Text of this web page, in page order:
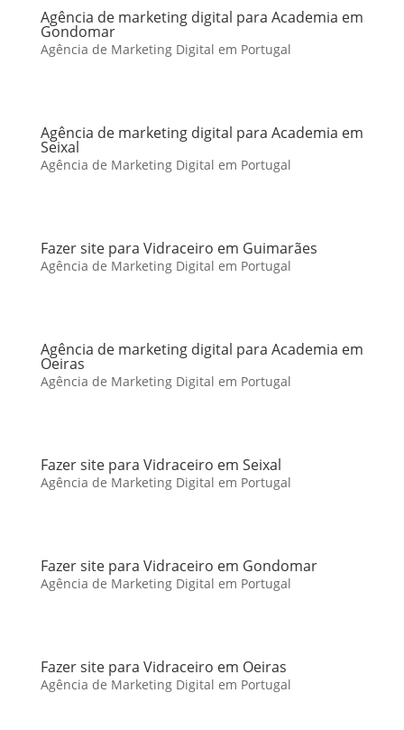
Agência de marketing digital para Academia em
Gondomar
Agência de Marketing Digital em Portugal
Agência de marketing digital para Academia em
Seixal
Agência de Marketing Digital em Portugal
Fazer site para Vidraceiro em Guimarães
Agência de Marketing Digital em Portugal
Agência de marketing digital para Academia em
Oeiras
Agência de Marketing Digital em Portugal
Fazer site para Vidraceiro em Seixal
Agência de Marketing Digital em Portugal
Fazer site para Vidraceiro em Gondomar
Agência de Marketing Digital em Portugal
Fazer site para Vidraceiro em Oeiras
Agência de Marketing Digital em Portugal